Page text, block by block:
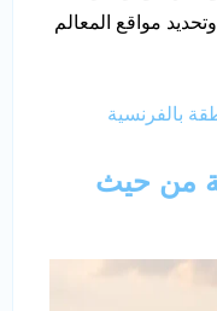
مواقع المعالم
بالفرنسية
من حيث